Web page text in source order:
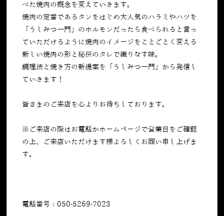
べた焼肉の概念を変えていきます。
焼肉の定番であるタンをはじめ大人気のハラミやハツを
「うしみつ一門」のホルモンだったら食べられると言っ
ていただけるように焼肉のイメージをことごとく変える
新しい焼肉の形と秘伝のタレで織りなす味。
調理法と焼き方の新提案を「うしみつ一門」から発信し
ていきます！
皆さまのご来店を心よりお待ちしております。
※ご来店の際はお電話かホームページで営業日をご確認
の上、ご来店いただけます様よろしくお願い申し上げま
す。
電話番号：050-5269-7023